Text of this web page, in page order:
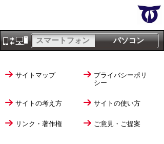
パソコン
スマートフォン
サイトマップ
プライバシーポリ
シー
サイトの考え方 サイトの使い方
リンク・著作権 ご意見・ご提案